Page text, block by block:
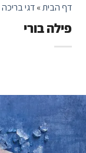
דף הבית»דגי בריכה
פילה בורי